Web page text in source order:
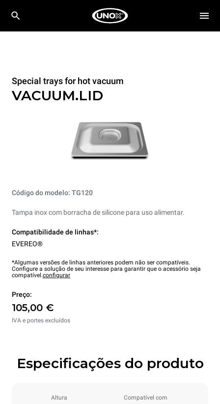
Special trays for hot vacuum
VACUUM.LID
Código do modelo: TG120
Tampa inox com borracha de silicone para uso alimentar.
Compatibilidade de linhas*:
EVEREO®
*Algumas versões de linhas anteriores podem não ser compatíveis.
Configure a solução de seu interesse para garantir que o acessório seja
compatível.configurar
Preço:
105,00 €
IVA e portes excluídos
Especificações do produto
Altura Compatível com